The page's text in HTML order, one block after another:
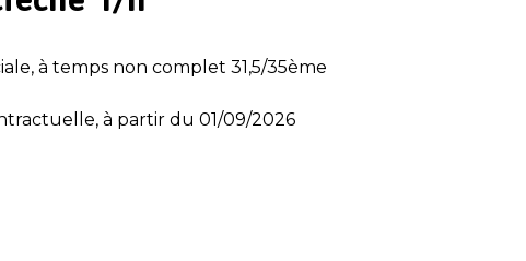
à temps non complet 31,5/35ème
à partir du 01/09/2026